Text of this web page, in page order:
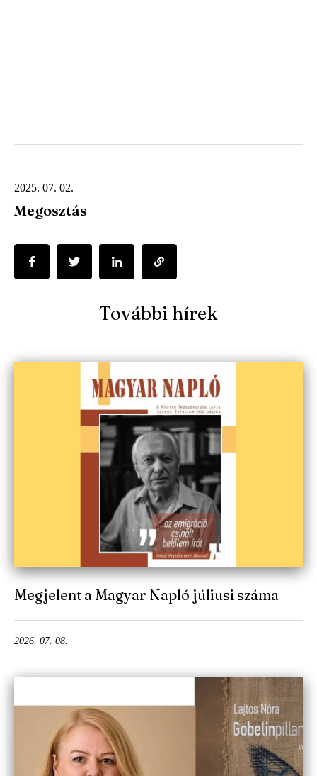
Megosztás
2025. 07. 02.
További hírek
Megjelent a Magyar Napló júliusi száma
2026. 07. 08.